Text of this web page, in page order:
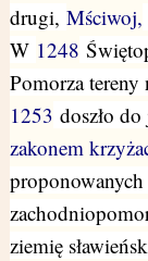
drugi, Mściwoj,
W 1248
Pomorza
1253 doszło
zakonem
ziemię